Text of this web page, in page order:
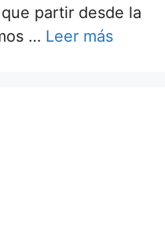
partir desde la
… Leer más